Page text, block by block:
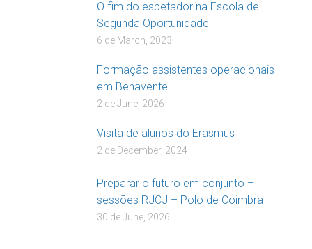
O fim do espetador na Escola de
Segunda Oportunidade
6 de March, 2023
Formação assistentes operacionais
em Benavente
2 de June, 2026
Visita de alunos do Erasmus
2 de December, 2024
Preparar o futuro em conjunto –
sessões RJCJ – Polo de Coimbra
30 de June, 2026